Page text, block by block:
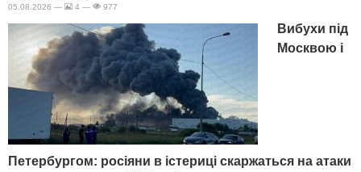
05.08.2026 — 4 — 977
Вибухи під
Москвою і
Петербургом: росіяни в істериці скаржаться на атаки